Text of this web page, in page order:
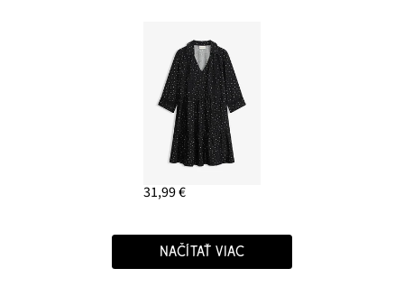
31,99 €
NAČÍTAŤ VIAC